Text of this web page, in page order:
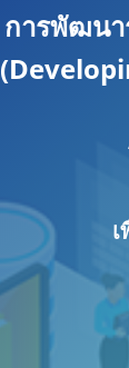
การพัฒนา